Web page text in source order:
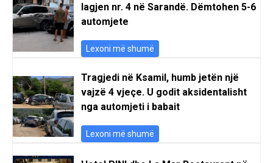
lagjen nr. 4 në Sarandë. Dëmtohen 5-6
automjete
Lexoni më shumë
Tragjedi në Ksamil, humb jetën një
vajzë 4 vjeçe. U godit aksidentalisht
nga automjeti i babait
Lexoni më shumë